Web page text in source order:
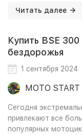
Читать далее
Купить BSE
бездорожья
1 сентября 2024
MOTO START
Сегодня
привлекают все
популярных